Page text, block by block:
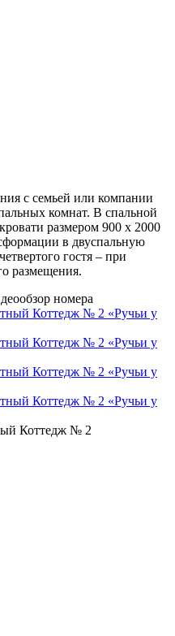
с семьей или компании
комнат. В спальной
размером 900 х 2000
в двуспальную
гостя – при
размещения.
Коттедж № 2